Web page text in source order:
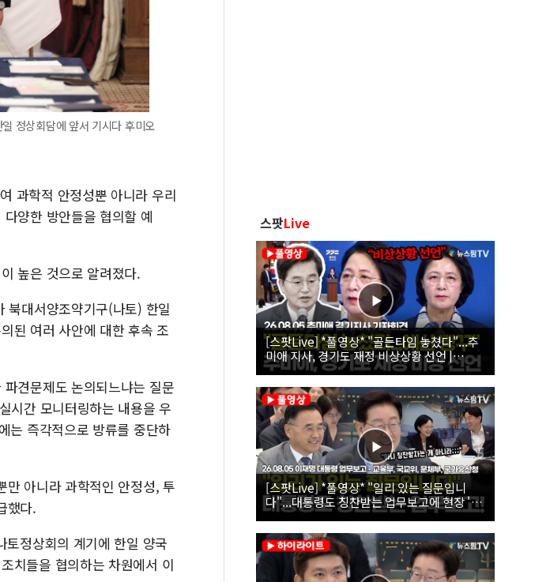
정상회담에 앞서 기시다 후미오
과학적 안정성뿐 아니라 우리
양한 방안들을 협의할 예
높은 것으로 알려졌다.
북대서양조약기구(나토) 한일
된 여러 사안에 대한 후속 조
견문제도 논의되느냐는 질문
시간 모니터링하는 내용을 우
는 즉각적으로 방류를 중단하
아니라 과학적인 안정성, 투
했다.
정상회의 계기에 한일 양국
치들을 협의하는 차원에서 이
스팟Live
[스팟Live] *풀영상* "골든타임 놓쳤다"...추
미애 지사, 경기도 재정 비상상황 선언 |
26.08.05 추미애 경기지사 기자회견
[스팟Live] *풀영상* "일리 있는 질문입니
다"...대통령도 칭찬받는 업무보고에 현장 '빵'
| 26.08.05 이재명 대통령 업무보고 - 교육부,
국교위, 문체부, 국가유산청